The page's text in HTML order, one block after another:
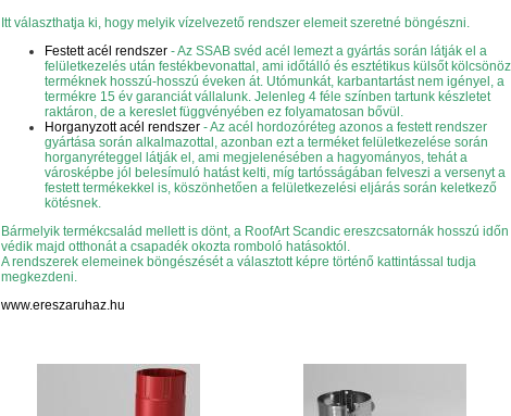
Itt választhatja ki, hogy melyik vízelvezető rendszer elemeit szeretné böngészni.
Festett acél rendszer - Az SSAB svéd acél lemezt a gyártás során látják el a
felületkezelés után festékbevonattal, ami időtálló és esztétikus külsőt
terméknek hosszú-hosszú éveken át. Utómunkát, karbantartást nem igényel, a
termékre 15 év garanciát vállalunk. Jelenleg 4 féle színben tartunk készletet
raktáron, de a kereslet függvényében ez folyamatosan bővül.
Horganyzott acél rendszer - Az acél hordozóréteg azonos a festett rendszer
gyártása során alkalmazottal, azonban ezt a terméket felületkezelése során
horganyréteggel látják el, ami megjelenésében a hagyományos, tehát a
városképbe jól belesímuló hatást kelti, míg tartósságában felveszi a versenyt a
festett termékekkel is, köszönhetően a felületkezelési eljárás során keletkező
kötésnek.
Bármelyik termékcsalád mellett is dönt, a RoofArt Scandic ereszcsatornák hosszú időn
védik majd otthonát a csapadék okozta romboló hatásoktól.
A rendszerek elemeinek böngészését a választott képre történő kattintással tudja
megkezdeni.
www.ereszaruhaz.hu